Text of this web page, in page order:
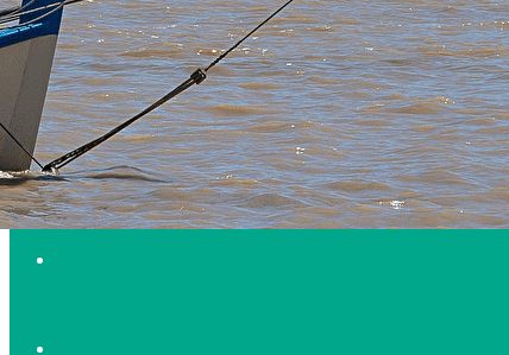
Ajoutez un logo, un bouton, des réseaux sociaux
Cliquez pour éditer